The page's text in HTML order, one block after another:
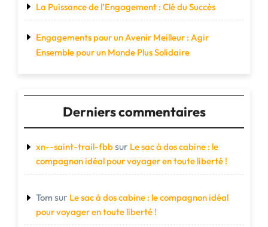
La Puissance de l’Engagement : Clé du Succès
Engagements pour un Avenir Meilleur : Agir
Ensemble pour un Monde Plus Solidaire
Derniers commentaires
xn--saint-trail-fbbsur Le sac à dos cabine : le
compagnon idéal pour voyager en toute liberté !
Tom sur Le sac à dos cabine : le compagnon idéal
pour voyager en toute liberté !